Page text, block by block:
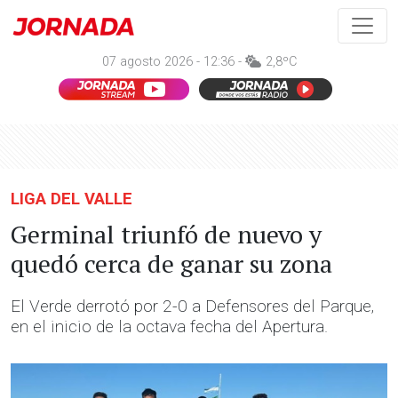
07 agosto 2026 - 12:36 - 2,8ºC
LIGA DEL VALLE
Germinal triunfó de nuevo y
quedó cerca de ganar su zona
El Verde derrotó por 2-0 a Defensores del Parque,
en el inicio de la octava fecha del Apertura.